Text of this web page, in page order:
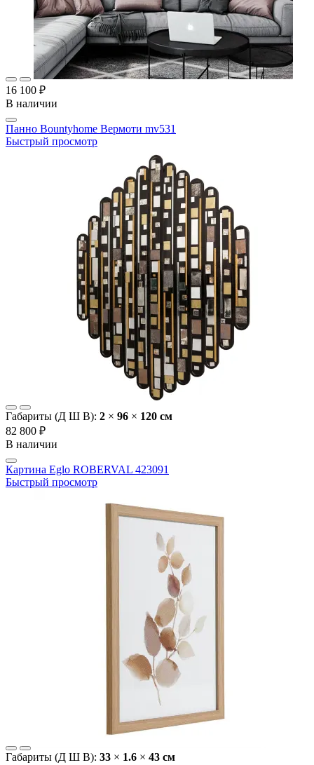
16 100 ₽
В наличии
Панно Bountyhome Вермоти mv531
Быстрый просмотр
Габариты (Д Ш В): 2 × 96 × 120 cм
82 800 ₽
В наличии
Картина Eglo ROBERVAL 423091
Быстрый просмотр
Габариты (Д Ш В): 33 × 1.6 × 43 cм